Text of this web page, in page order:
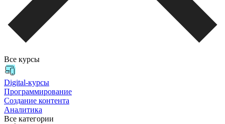
Все курсы
Digital-курсы
Программирование
Создание контента
Аналитика
Все категории